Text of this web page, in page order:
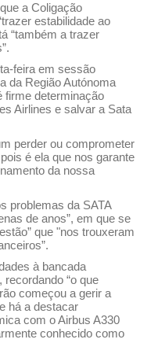
a Coligação
estabilidade ao
“também a trazer
feira em sessão
da Região Autónoma
firme determinação
Airlines e salvar a Sata
perder ou comprometer
é ela que nos garante
da nossa
problemas da SATA
de anos”, em que se
que "nos trouxeram
à bancada
“o que
começou a gerir a
há a destacar
com o Airbus A330
conhecido como